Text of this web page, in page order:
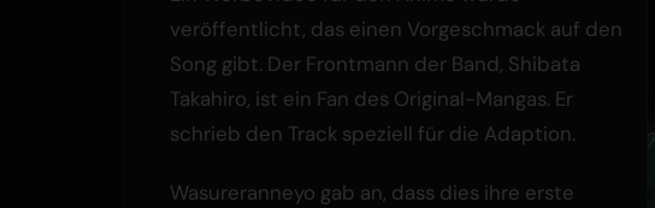
veröffentlicht, das einen Vorgeschmack auf den
Song gibt. Der Frontmann der Band, Shibata
Takahiro, ist ein Fan des Original-Mangas. Er
schrieb den Track speziell für die Adaption.
Wasureranneyo gab an, dass dies ihre erste